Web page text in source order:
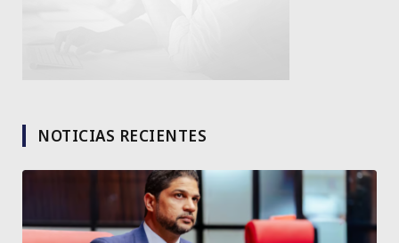
NOTICIAS RECIENTES